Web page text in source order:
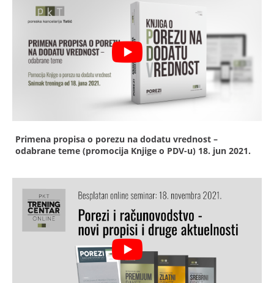
Primena propisa o porezu na dodatu vrednost –
odabrane teme (promocija Knjige o PDV-u) 18. jun 2021.